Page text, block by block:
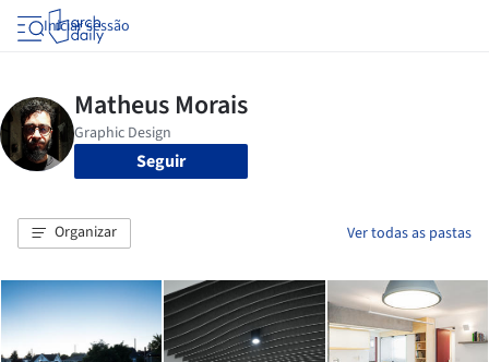
Iniciar sessão
Seguir
Organizar Ver todas as pastas